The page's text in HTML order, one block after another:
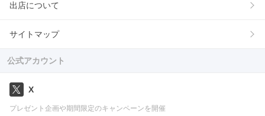
出店について
サイトマップ
公式アカウント
X
プレゼント企画や期間限定のキャンペーンを開催